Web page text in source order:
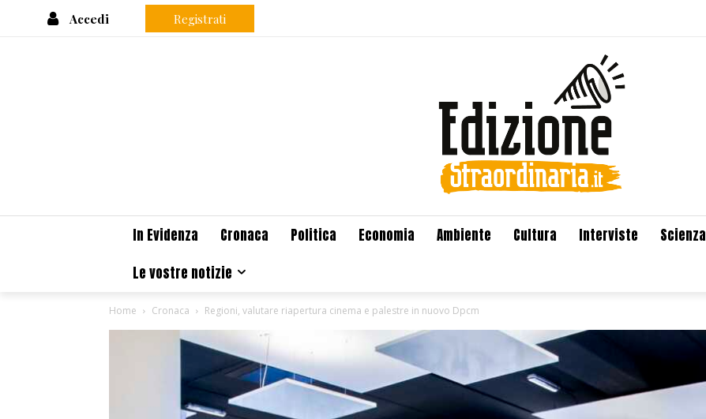
Accedi Registrati
In Evidenza Cronaca Politica Economia Ambiente Cultura Interviste Scienza
Le vostre notizie
Home Cronaca Regioni, valutare riapertura cinema e palestre in nuovo Dpcm